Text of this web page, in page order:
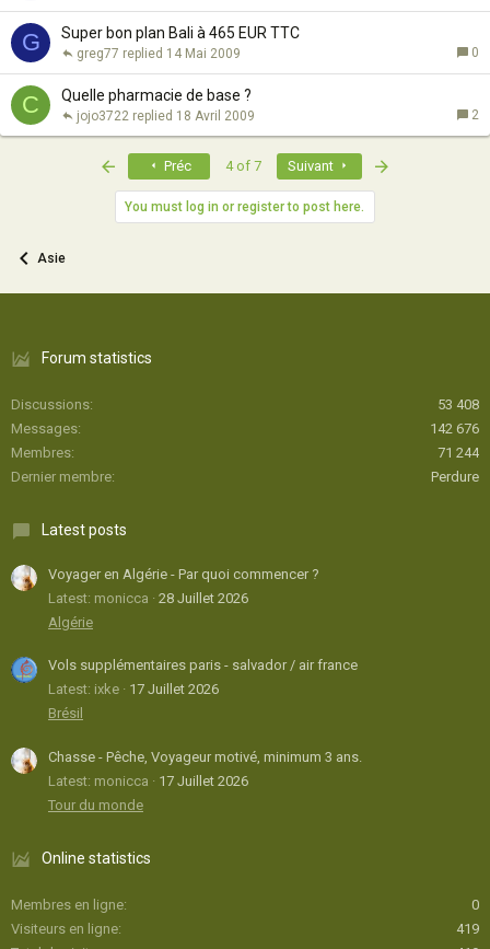
G Super bon plan Bali à 465 EUR TTC
0
14 Mai 2009
greg77
C Quelle pharmacie de base ?
2
18 Avril 2009
jojo3722
Préc 4 of 7 Suivant
You must log in or register to post here.
Asie
Forum statistics
Discussions
53 408
Messages
142 676
Membres
71 244
Dernier membre
Perdure
Latest posts
Voyager en Algérie - Par quoi commencer ?
Latest: monicca
28 Juillet 2026
Algérie
Vols supplémentaires paris - salvador / air france
Latest: ixke
17 Juillet 2026
Brésil
Chasse - Pêche, Voyageur motivé, minimum 3 ans.
Latest: monicca
17 Juillet 2026
Tour du monde
Online statistics
Membres en ligne
0
Visiteurs en ligne
419